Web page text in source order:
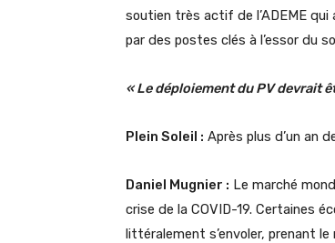
soutien très actif de l’ADEME
par des postes clés à l’essor du
« Le déploiement du PV devrait
Plein Soleil : Après plus d’un an
Daniel Mugnier : Le marché
crise de la COVID-19. Certaines
littéralement s’envoler, prenant